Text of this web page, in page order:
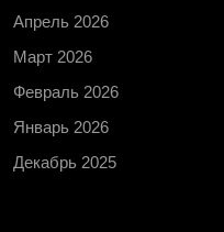
Апрель 2026
Март 2026
Февраль 2026
Январь 2026
Декабрь 2025